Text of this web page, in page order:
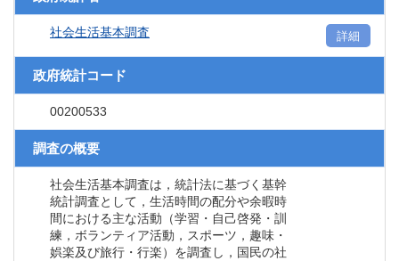
社会生活基本調査 詳細
政府統計コード
00200533
調査の概要
社会生活基本調査は，統計法に基づく基幹
統計調査として，生活時間の配分や余暇時
間における主な活動（学習・自己啓発・訓
練，ボランティア活動，スポーツ，趣味・
娯楽及び旅行・行楽）を調査し，国民の社